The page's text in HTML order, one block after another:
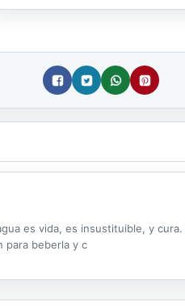
es vida, es insustituible, y
para beberla y c